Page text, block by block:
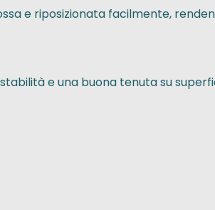
e riposizionata facilmente,
e una buona tenuta su